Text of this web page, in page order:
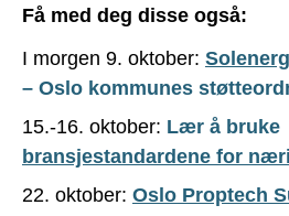
Få med deg disse også:
I morgen 9. oktober:
– Oslo kommunes
15.-16. oktober: Lær å bruke
bransjestandardene for
22. oktober: Oslo Proptech